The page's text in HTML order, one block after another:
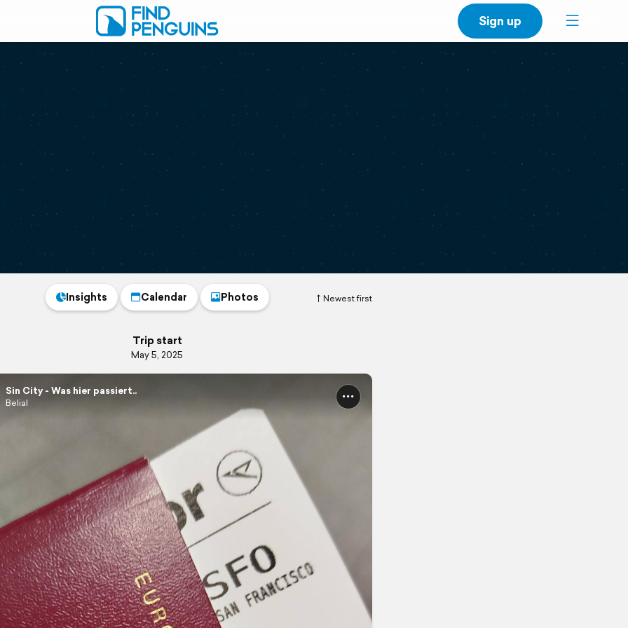
Sign up
Newest first
Insights Calendar Photos
Trip start
May 5, 2025
Sin City - Was hier passiert..
Belial